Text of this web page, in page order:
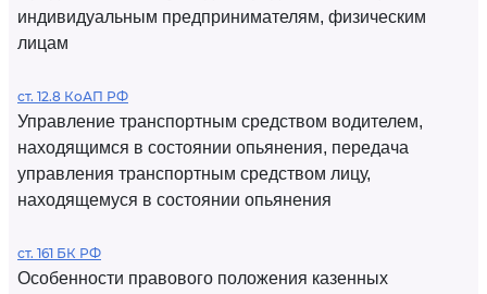
индивидуальным предпринимателям, физическим
лицам
ст. 12.8 КоАП РФ
Управление транспортным средством водителем,
находящимся в состоянии опьянения, передача
управления транспортным средством лицу,
находящемуся в состоянии опьянения
ст. 161 БК РФ
Особенности правового положения казенных